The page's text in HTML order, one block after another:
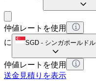
仲値レートを使用
に
SGD - シンガポールドル
仲値レートを使用
送金見積りを表示